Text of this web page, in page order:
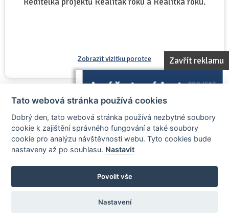
Zavřít reklamu
Zobrazit vizitku porotce
Petr Makovský
člen poroty
Tato webová stránka používá cookies
Dobrý den, tato webová stránka používá nezbytné soubory
cookie k zajištění správného fungování a také soubory
cookie pro analýzu návštěvnosti webu. Tyto cookies bude
nastaveny až po souhlasu. Nastavit
Povolit vše
Nastavení